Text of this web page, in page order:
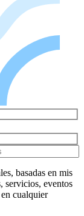
basadas en mis
servicios, eventos
cualquier